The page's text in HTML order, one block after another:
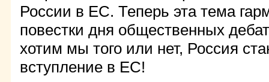
России в ЕС. Теперь эта тема
повестки дня общественных
хотим мы того или нет, Россия
вступление в ЕС!